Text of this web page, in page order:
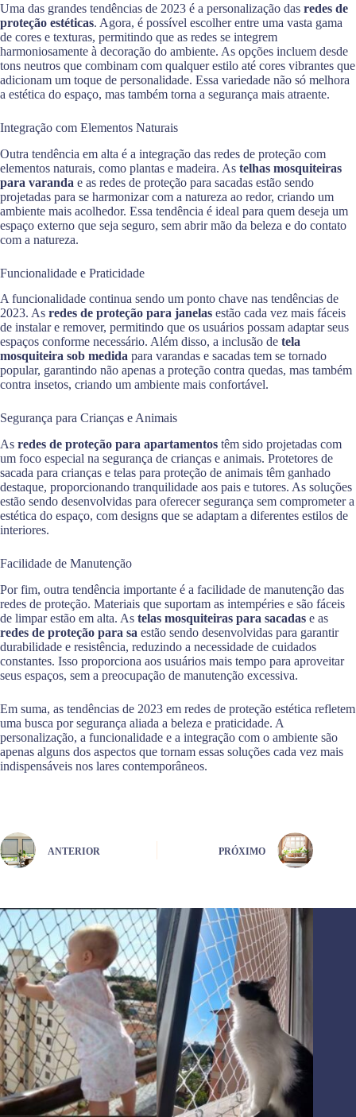
Uma das grandes tendências de 2023 é a personalização das redes de
proteção estéticas. Agora, é possível escolher entre uma vasta gama
de cores e texturas, permitindo que as redes se integrem
harmoniosamente à decoração do ambiente. As opções incluem desde
tons neutros que combinam com qualquer estilo até cores vibrantes que
adicionam um toque de personalidade. Essa variedade não só melhora
a estética do espaço, mas também torna a segurança mais atraente.
Integração com Elementos Naturais
Outra tendência em alta é a integração das redes de proteção com
elementos naturais, como plantas e madeira. As telhas mosquiteiras
para varanda e as redes de proteção para sacadas estão sendo
projetadas para se harmonizar com a natureza ao redor, criando um
ambiente mais acolhedor. Essa tendência é ideal para quem deseja um
espaço externo que seja seguro, sem abrir mão da beleza e do contato
com a natureza.
Funcionalidade e Praticidade
A funcionalidade continua sendo um ponto chave nas tendências de
2023. As redes de proteção para janelas estão cada vez mais fáceis
de instalar e remover, permitindo que os usuários possam adaptar seus
espaços conforme necessário. Além disso, a inclusão de tela
mosquiteira sob medida para varandas e sacadas tem se tornado
popular, garantindo não apenas a proteção contra quedas, mas também
contra insetos, criando um ambiente mais confortável.
Segurança para Crianças e Animais
As redes de proteção para apartamentos têm sido projetadas com
um foco especial na segurança de crianças e animais. Protetores de
sacada para crianças e telas para proteção de animais têm ganhado
destaque, proporcionando tranquilidade aos pais e tutores. As soluções
estão sendo desenvolvidas para oferecer segurança sem comprometer a
estética do espaço, com designs que se adaptam a diferentes estilos de
interiores.
Facilidade de Manutenção
Por fim, outra tendência importante é a facilidade de manutenção das
redes de proteção. Materiais que suportam as intempéries e são fáceis
de limpar estão em alta. As telas mosquiteiras para sacadas e as
redes de proteção para sa estão sendo desenvolvidas para garantir
durabilidade e resistência, reduzindo a necessidade de cuidados
constantes. Isso proporciona aos usuários mais tempo para aproveitar
seus espaços, sem a preocupação de manutenção excessiva.
Em suma, as tendências de 2023 em redes de proteção estética refletem
uma busca por segurança aliada a beleza e praticidade. A
personalização, a funcionalidade e a integração com o ambiente são
apenas alguns dos aspectos que tornam essas soluções cada vez mais
indispensáveis nos lares contemporâneos.
ANTERIOR PRÓXIMO